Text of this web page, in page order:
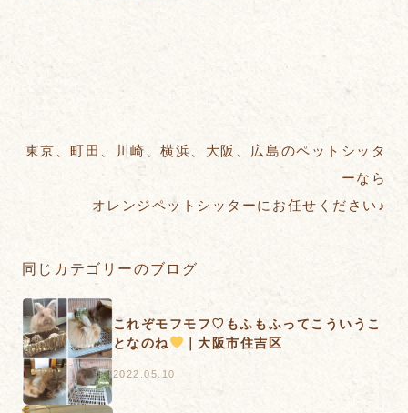
東京、町田、川崎、横浜、大阪、広島のペットシッタ
ーなら
オレンジペットシッターにお任せください♪
同じカテゴリーのブログ
これぞモフモフ♡もふもふってこういうこ
となのね
｜大阪市住吉区
2022.05.10